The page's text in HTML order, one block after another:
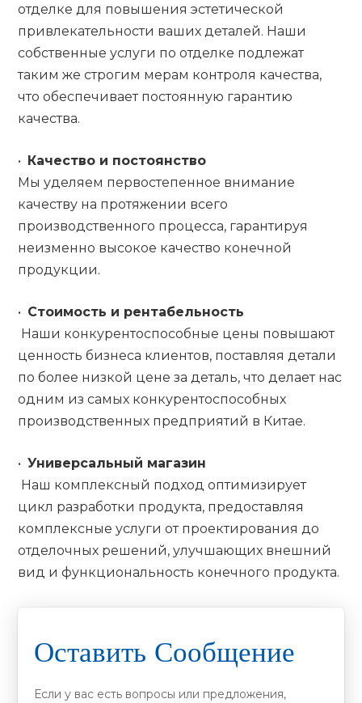
отделке для повышения эстетической
привлекательности ваших деталей. Наши
собственные услуги по отделке подлежат
таким же строгим мерам контроля качества,
что обеспечивает постоянную гарантию
качества.
• Качество и постоянство
Мы уделяем первостепенное внимание
качеству на протяжении всего
производственного процесса, гарантируя
неизменно высокое качество конечной
продукции.
• Стоимость и рентабельность
Наши конкурентоспособные цены повышают
ценность бизнеса клиентов, поставляя детали
по более низкой цене за деталь, что делает нас
одним из самых конкурентоспособных
производственных предприятий в Китае.
•Универсальный магазин
Наш комплексный подход оптимизирует
цикл разработки продукта, предоставляя
комплексные услуги от проектирования до
отделочных решений, улучшающих внешний
вид и функциональность конечного продукта.
Оставить Сообщение
Если у вас есть вопросы или предложения,